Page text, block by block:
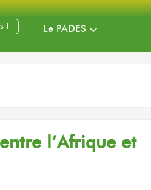
! Le PADES
l’Afrique et